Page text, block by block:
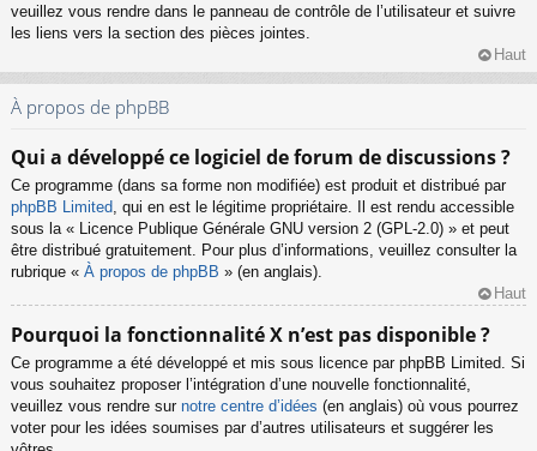
veuillez vous rendre dans le panneau de contrôle de l’utilisateur et suivre
les liens vers la section des pièces jointes.
Haut
À propos de phpBB
Qui a développé ce logiciel de forum de discussions ?
Ce programme (dans sa forme non modifiée) est produit et distribué par
phpBB Limited, qui en est le légitime propriétaire. Il est rendu accessible
sous la « Licence Publique Générale GNU version 2 (GPL-2.0) » et peut
être distribué gratuitement. Pour plus d’informations, veuillez consulter la
rubrique « À propos de phpBB » (en anglais).
Haut
Pourquoi la fonctionnalité X n’est pas disponible ?
Ce programme a été développé et mis sous licence par phpBB Limited. Si
vous souhaitez proposer l’intégration d’une nouvelle fonctionnalité,
veuillez vous rendre sur notre centre d’idées (en anglais) où vous pourrez
voter pour les idées soumises par d’autres utilisateurs et suggérer les